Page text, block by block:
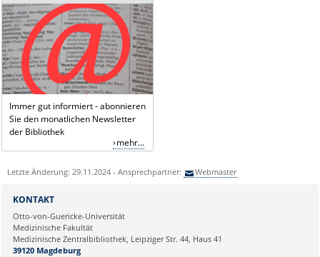
Immer gut informiert - abonnieren
Sie den monatlichen Newsletter
der Bibliothek
mehr...
Letzte Änderung: 29.11.2024 - Ansprechpartner: Webmaster
KONTAKT
Otto-von-Guericke-Universität
Medizinische Fakultät
Medizinische Zentralbibliothek, Leipziger Str. 44, Haus 41
39120 Magdeburg